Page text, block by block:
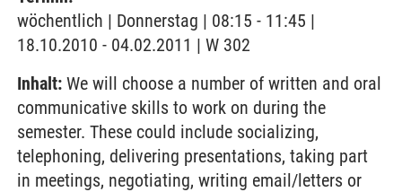
wöchentlich | Donnerstag | 08:15 - 11:45 |
18.10.2010 - 04.02.2011 | W 302
Inhalt: We will choose a number of written and oral
communicative skills to work on during the
semester. These could include socializing,
telephoning, delivering presentations, taking part
in meetings, negotiating, writing email/letters or